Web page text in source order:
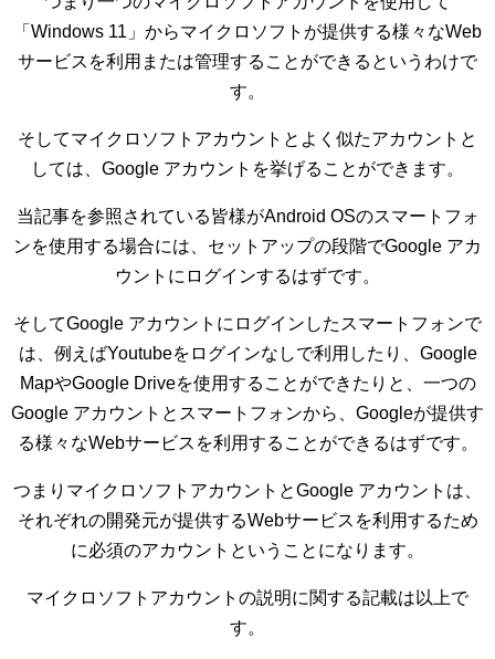
「Windows 11」からマイクロソフトが提供する様々なWeb
サービスを利用または管理することができるというわけで
す。
そしてマイクロソフトアカウントとよく似たアカウントと
しては、Google アカウントを挙げることができます。
当記事を参照されている皆様がAndroid OSのスマートフォ
ンを使用する場合には、セットアップの段階でGoogle アカ
ウントにログインするはずです。
そしてGoogle アカウントにログインしたスマートフォンで
は、例えばYoutubeをログインなしで利用したり、Google
MapやGoogle Driveを使用することができたりと、一つの
Google アカウントとスマートフォンから、Googleが提供す
る様々なWebサービスを利用することができるはずです。
つまりマイクロソフトアカウントとGoogle アカウントは、
それぞれの開発元が提供するWebサービスを利用するため
に必須のアカウントということになります。
マイクロソフトアカウントの説明に関する記載は以上で
す。